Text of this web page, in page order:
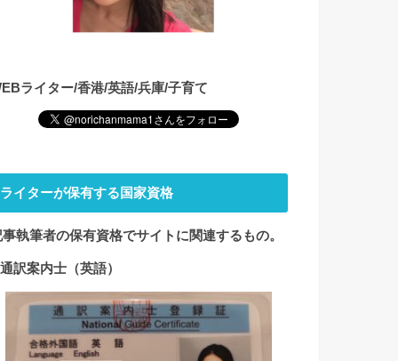
ライター/香港/英語/兵庫/子育て
ライターが保有する国家資格
事執筆者の保有資格でサイト に関連するもの。
訳案内士（英語）